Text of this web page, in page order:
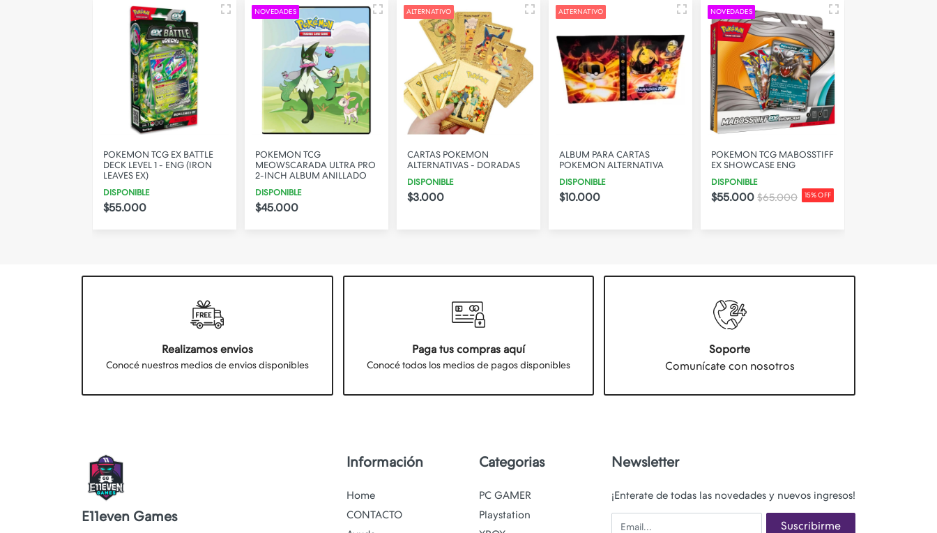
POKEMON TCG EX BATTLE
DECK LEVEL 1 - ENG (IRON
LEAVES EX)
DISPONIBLE
$55.000
NOVEDADES
POKEMON TCG
MEOWSCARADA ULTRA PRO
2-INCH ALBUM ANILLADO
DISPONIBLE
$45.000
ALTERNATIVO
CARTAS POKEMON
ALTERNATIVAS - DORADAS
DISPONIBLE
$3.000
ALTERNATIVO
ALBUM PARA CARTAS
POKEMON ALTERNATIVA
DISPONIBLE
$10.000
NOVEDADES
POKEMON TCG MABOSSTIFF
EX SHOWCASE ENG
DISPONIBLE
15% OFF
$55.000 $65.000
Realizamos envios
Conocé nuestros medios de envios disponibles
Paga tus compras aquí
Conocé todos los medios de pagos disponibles
Soporte
Comunícate con nosotros
E11even Games
Información
Home
CONTACTO
Categorias
PC GAMER
Playstation
Newsletter
¡Enterate de todas las novedades y nuevos ingresos!
Email Suscribirme